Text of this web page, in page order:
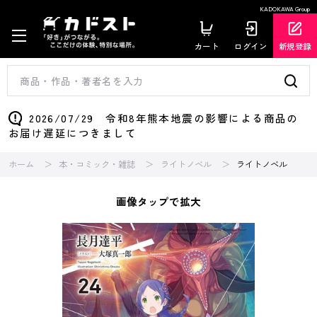
KADOKAWA Group
カート ログイン 新規登録
2026/07/29 令和8年熊本地震の影響による商品の
お届け遅延につきまして
ホーム 本・コミック・雑誌 ライトノベル ライトノベル
画像タップで拡大